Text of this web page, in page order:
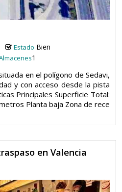
Estado Bien
1
en el polígono de Sedavi,
y con acceso desde la pista
Principales Superficie Total:
Planta baja Zona de rece
en Valencia